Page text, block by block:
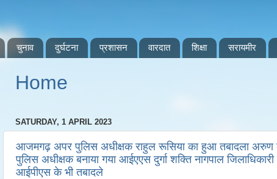
चुनाव दुर्घटना प्रशासन वारदात शिक्षा सरायमीर
Home
SATURDAY, 1 APRIL 2023
आजमगढ़ अपर पुलिस अधीक्षक राहुल रूसिया का हुआ तबादला अरुण
पुलिस अधीक्षक बनाया गया आईएएस दुर्गा शक्ति नागपाल
आईपीएस के भी तबादले